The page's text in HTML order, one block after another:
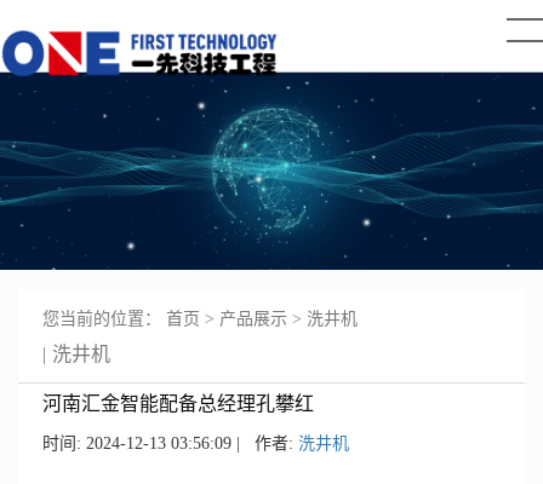
您当前的位置： 首页 > 产品展示 > 洗井机
洗井机
河南汇金智能配备总经理孔攀红
时间: 2024-12-13 03:56:09 | 作者: 洗井机